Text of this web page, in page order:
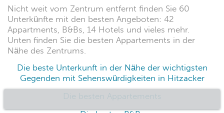
Nicht weit vom Zentrum entfernt finden Sie 60
Unterkünfte mit den besten Angeboten: 42
Appartments, B&Bs, 14 Hotels und vieles mehr.
Unten finden Sie die besten Appartements in der
Nähe des Zentrums.
Die beste Unterkunft in der Nähe der wichtigsten
Gegenden mit Sehenswürdigkeiten in Hitzacker
Die besten Appartements